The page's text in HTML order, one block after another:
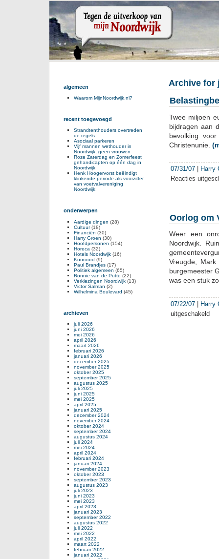
Archive for
Twee miljoen
bijdragen aan
bevolking
Christenunie.
07/31/07
Harry
Reacties
Oorlog om
Weer een
Noordwijk.
Vreugde,
burgemeester
was een stuk
07/22/07
Harry
uitgeschakeld
algemeen
Waarom MijnNoordwijk.nl?
recent toegevoegd
Strandtenthouders overtreden
de regels
Asociaal parkeren
Vijf mannen wethouder in
Noordwijk, geen vrouwen
Roze Zaterdag en Zomerfeest
gehandicapten op één dag in
Noordwijk
Henk Hoogervorst beëindigt
klinkende periode als voorzitter
van voetvalvereniging
Noordwijk
onderwerpen
Aardige dingen (28)
Cultuur(18)
Financiën (30)
Harry Groen (30)
Hoofdpersonen (154)
Horeca (32)
Hotels Noordwijk (16)
Kuuroord (9)
Paul Brandjes (17)
Politiek algemeen (65)
Ronnie van de Putte (22)
Verkiezingen Noordwijk (13)
Victor Salman (2)
Wilhelmina Boulevard (45)
archieven
juli 2026
juni 2026
mei 2026
april 2026
maart 2026
februari 2026
januari 2026
december 2025
november 2025
oktober 2025
september 2025
augustus 2025
juli 2025
juni 2025
mei 2025
april 2025
januari 2025
december 2024
november 2024
oktober 2024
september 2024
augustus 2024
juli 2024
mei 2024
april 2024
februari 2024
januari 2024
november 2023
oktober 2023
september 2023
augustus 2023
juli 2023
juni 2023
mei 2023
april 2023
januari 2023
september 2022
augustus 2022
juli 2022
mei 2022
april 2022
maart 2022
februari 2022
januari 2022